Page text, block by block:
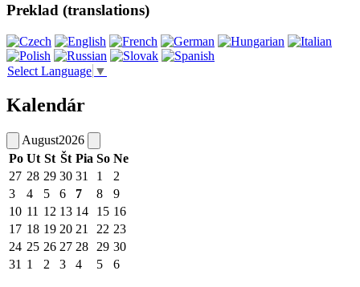
Preklad (translations)
Select Language ▼
Kalendár
August2026
Po Ut St Št Pia So Ne
27 28 29 30 31 1
2
3
4 5 6 7 8
9
10 11 12 13 14 15 16
17 18 19 20 21 22 23
24 25 26 27 28 29 30
31 1 2 3 4 5 6